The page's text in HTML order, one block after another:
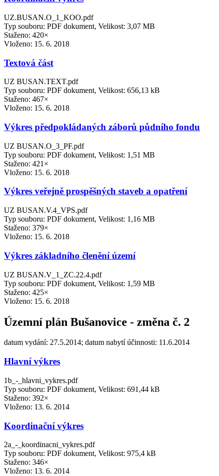
UZ.BUSAN.O_1_KOO.pdf
Typ souboru: PDF dokument, Velikost: 3,07 MB
Staženo: 420×
Vloženo: 15. 6. 2018
Textová část
UZ BUSAN.TEXT.pdf
Typ souboru: PDF dokument, Velikost: 656,13 kB
Staženo: 467×
Vloženo: 15. 6. 2018
Výkres předpokládaných záborů půdního fondu
UZ BUSAN.O_3_PF.pdf
Typ souboru: PDF dokument, Velikost: 1,51 MB
Staženo: 421×
Vloženo: 15. 6. 2018
Výkres veřejně prospěšných staveb a opatření
UZ BUSAN.V.4_VPS.pdf
Typ souboru: PDF dokument, Velikost: 1,16 MB
Staženo: 379×
Vloženo: 15. 6. 2018
Výkres základního členění území
UZ BUSAN.V_1_ZC.22.4.pdf
Typ souboru: PDF dokument, Velikost: 1,59 MB
Staženo: 425×
Vloženo: 15. 6. 2018
Územní plán Bušanovice - změna č. 2
datum vydání: 27.5.2014; datum nabytí účinnosti: 11.6.2014
Hlavní výkres
1b_-_hlavni_vykres.pdf
Typ souboru: PDF dokument, Velikost: 691,44 kB
Staženo: 392×
Vloženo: 13. 6. 2014
Koordinační výkres
2a_-_koordinacni_vykres.pdf
Typ souboru: PDF dokument, Velikost: 975,4 kB
Staženo: 346×
Vloženo: 13. 6. 2014